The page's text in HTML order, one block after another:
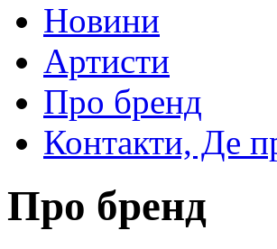
Новини
Артисти
Про бренд
Контакти, Де
Про бренд